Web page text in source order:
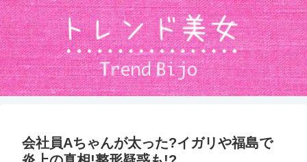
会社員Aちゃんが太った?イガリや福島で